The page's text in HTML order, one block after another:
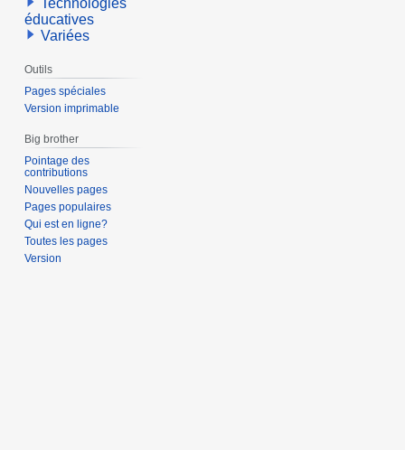
éducatives
Variées
Outils
Pages spéciales
Version imprimable
Big brother
Pointage des
contributions
Nouvelles pages
Pages populaires
Qui est en ligne?
Toutes les pages
Version